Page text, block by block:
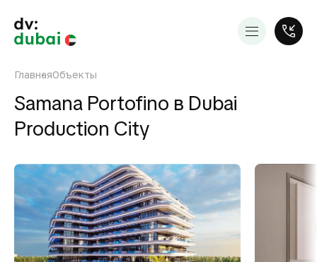
ГлавнаяОбъекты
Samana Portofino в Dubai
Production City